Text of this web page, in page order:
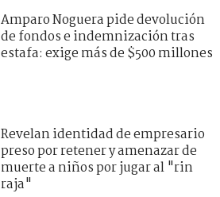
Amparo Noguera pide devolución
de fondos e indemnización tras
estafa: exige más de $500 millones
Revelan identidad de empresario
preso por retener y amenazar de
muerte a niños por jugar al "rin
raja"